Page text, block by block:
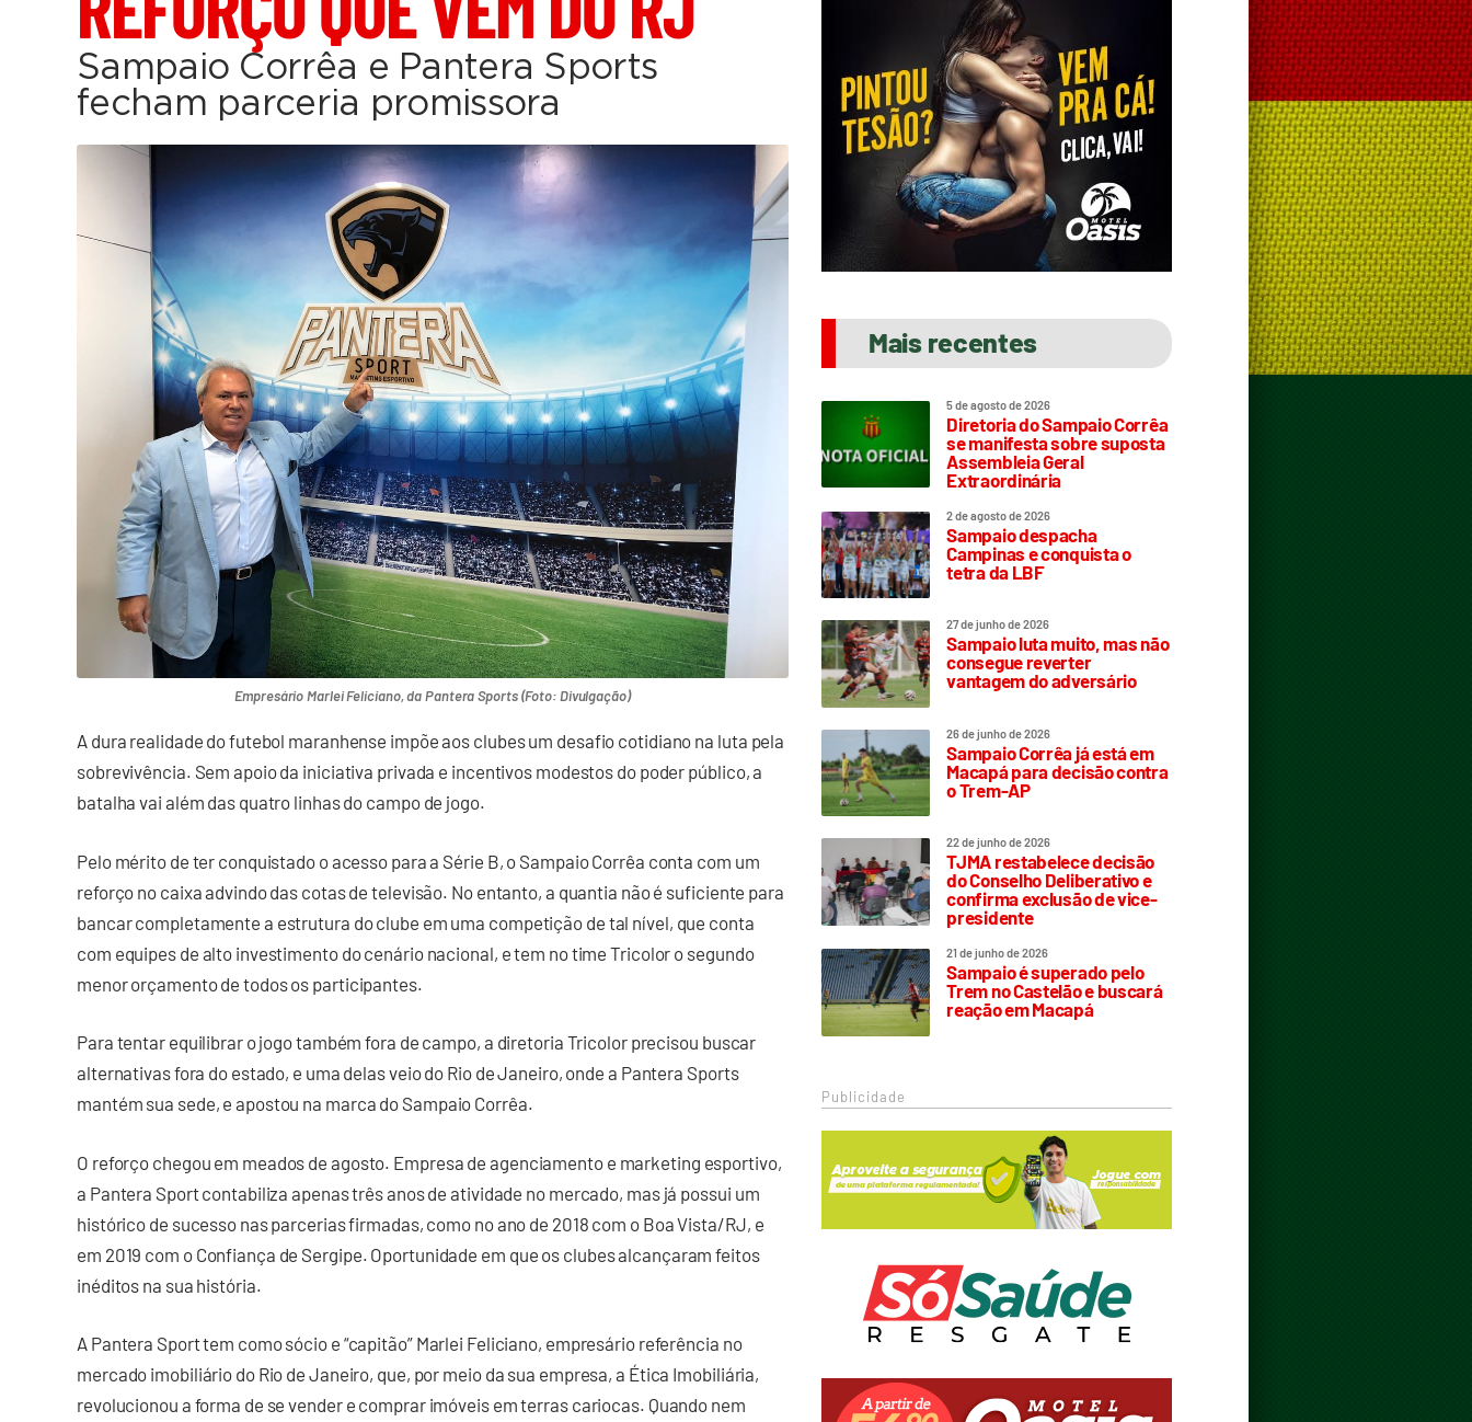
Sampaio Corrêa e Pantera Sports
fecham parceria promissora
Empresário Marlei Feliciano, da Pantera Sports (Foto: Divulgação)
A dura realidade do futebol maranhense impõe aos clubes um desafio cotidiano na luta pela
sobrevivência. Sem apoio da iniciativa privada e incentivos modestos do poder público, a
batalha vai além das quatro linhas do campo de jogo.
Pelo mérito de ter conquistado o acesso para a Série B, o Sampaio Corrêa conta com um
reforço no caixa advindo das cotas de televisão. No entanto, a quantia não é suficiente para
bancar completamente a estrutura do clube em uma competição de tal nível, que conta
com equipes de alto investimento do cenário nacional, e tem no time Tricolor o segundo
menor orçamento de todos os participantes.
Para tentar equilibrar o jogo também fora de campo, a diretoria Tricolor precisou buscar
alternativas fora do estado, e uma delas veio do Rio de Janeiro, onde a Pantera Sports
mantém sua sede, e apostou na marca do Sampaio Corrêa.
O reforço chegou em meados de agosto. Empresa de agenciamento e marketing esportivo,
a Pantera Sport contabiliza apenas três anos de atividade no mercado, mas já possui um
histórico de sucesso nas parcerias firmadas, como no ano de 2018 com o Boa Vista/RJ, e
em 2019 com o Confiança de Sergipe. Oportunidade em que os clubes alcançaram feitos
inéditos na sua história.
A Pantera Sport tem como sócio e “capitão” Marlei Feliciano, empresário referência no
mercado imobiliário do Rio de Janeiro, que, por meio da sua empresa, a Ética Imobiliária,
revolucionou a forma de se vender e comprar imóveis em terras cariocas. Quando nem
Mais recentes
5 de agosto de 2026
Diretoria do Sampaio Corrêa
se manifesta sobre suposta
Assembleia Geral
Extraordinária
2 de agosto de 2026
Sampaio despacha
Campinas e conquista o
tetra da LBF
27 de junho de 2026
Sampaio luta muito, mas não
consegue reverter
vantagem do adversário
26 de junho de 2026
Sampaio Corrêa já está em
Macapá para decisão contra
o Trem-AP
22 de junho de 2026
TJMA restabelece decisão
do Conselho Deliberativo e
confirma exclusão de vice-
presidente
21 de junho de 2026
Sampaio é superado pelo
Trem no Castelão e buscará
reação em Macapá
Publicidade